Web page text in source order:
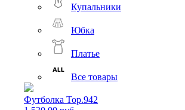
Купальники
Юбка
Платье
Все товары
Футболка Top.942